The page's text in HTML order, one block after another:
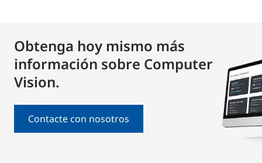
Obtenga hoy mismo más
información sobre Computer
Vision.
Contacte con nosotros